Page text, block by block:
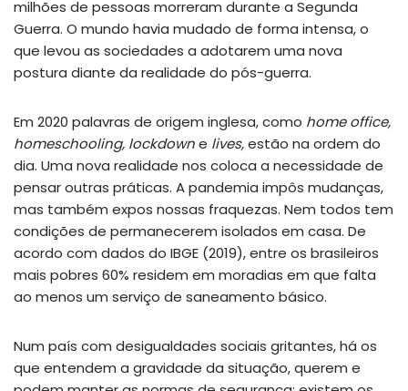
milhões de pessoas morreram durante a Segunda
Guerra. O mundo havia mudado de forma intensa, o
que levou as sociedades a adotarem uma nova
postura diante da realidade do pós-guerra.
Em 2020 palavras de origem inglesa, como home office,
homeschooling, lockdowne lives,estão na ordem do
dia. Uma nova realidade nos coloca a necessidade de
pensar outras práticas. A pandemia impôs mudanças,
mas também expos nossas fraquezas. Nem todos tem
condições de permanecerem isolados em casa. De
acordo com dados do IBGE (2019), entre os brasileiros
mais pobres 60% residem em moradias em que falta
ao menos um serviço de saneamento básico.
Num país com desigualdades sociais gritantes, há os
que entendem a gravidade da situação, querem e